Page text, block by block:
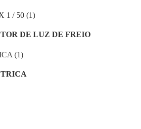
1 / 50 (1)
DE LUZ DE FREIO
(1)